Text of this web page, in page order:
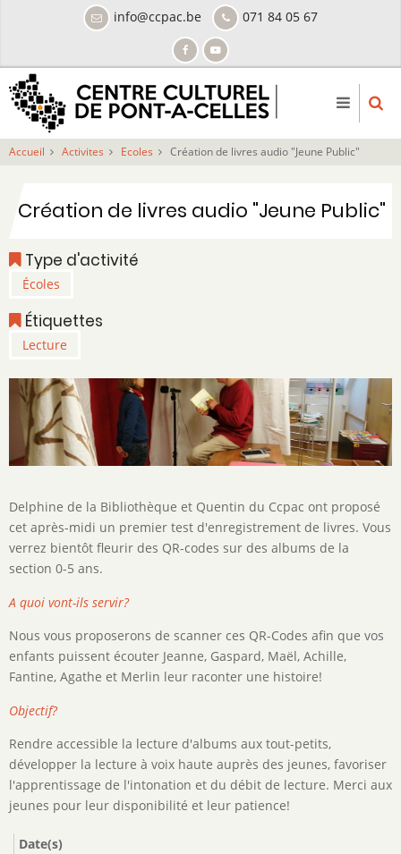
principal
info@ccpac.be 071 84 05 67
Accueil Activites Ecoles Création de livres audio "Jeune Public"
Création de livres audio "Jeune Public"
Type d'activité
Écoles
Étiquettes
Lecture
Description
de
l'activité
Delphine de la Bibliothèque et Quentin du Ccpac ont proposé
cet après-midi un premier test d'enregistrement de livres. Vous
verrez bientôt fleurir des QR-codes sur des albums de la
section 0-5 ans.
A quoi vont-ils servir?
Nous vous proposerons de scanner ces QR-Codes afin que vos
enfants puissent écouter Jeanne, Gaspard, Maël, Achille,
Fantine, Agathe et Merlin leur raconter une histoire!
Objectif?
Rendre accessible la lecture d'albums aux tout-petits,
développer la lecture à voix haute auprès des jeunes, favoriser
l'apprentissage de l'intonation et du débit de lecture. Merci aux
jeunes pour leur disponibilité et leur patience!
Date(s)